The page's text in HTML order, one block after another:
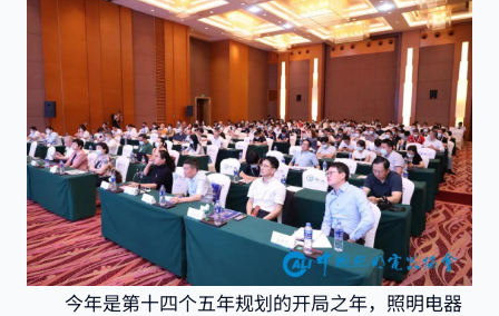
今年是第十四个五年规划的开局之年，照明电器